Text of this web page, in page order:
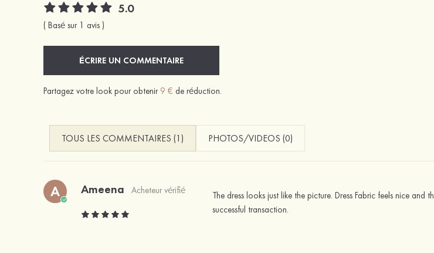
5.0
( Basé sur 1 avis )
ÉCRIRE UN COMMENTAIRE
Partagez votre look pour obtenir 9 € de réduction.
TOUS LES COMMENTAIRES (1) PHOTOS/VIDEOS (0)
A Ameena Acheteur vérifié
The dress looks just like the picture. Dress Fabric feels nice
successful transaction.